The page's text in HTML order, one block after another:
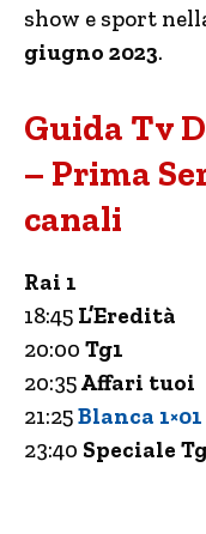
show e sport
giugno 2023.
Guida Tv
– Prima
canali
Rai 1
18:45 L’Eredità
20:00 Tg1
20:35Affari tuoi
21:25Blanca 1×01
23:40 Speciale